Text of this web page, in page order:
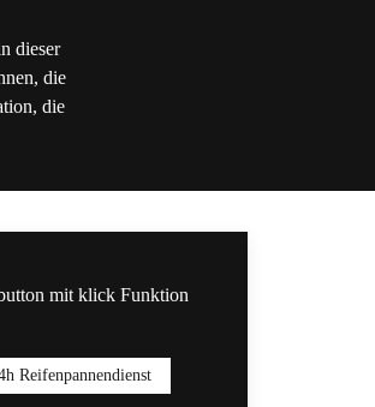
dieser
die
die
Reifenpannendienst